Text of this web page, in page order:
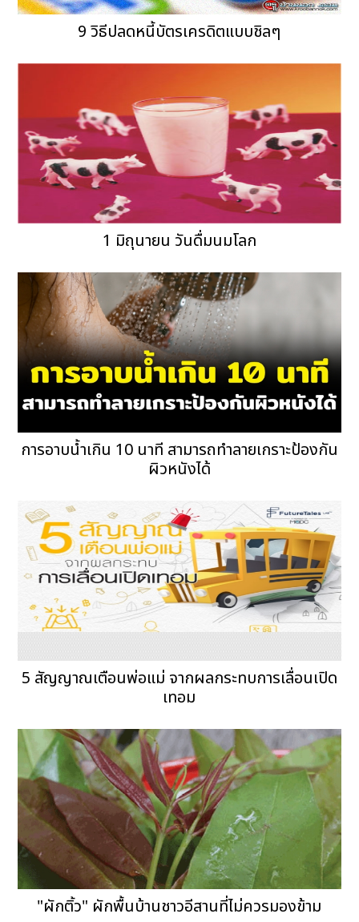
9 วิธีปลดหนี้บัตรเครดิตแบบชิลๆ
1 มิถุนายน วันดื่มนมโลก
การอาบน้ำเกิน 10 นาที สามารถทำลายเกราะป้องกัน
ผิวหนังได้
5 สัญญาณเตือนพ่อแม่ จากผลกระทบการเลื่อนเปิด
เทอม
"ผักติ้ว" ผักพื้นบ้านชาวอีสานที่ไม่ควรมองข้าม